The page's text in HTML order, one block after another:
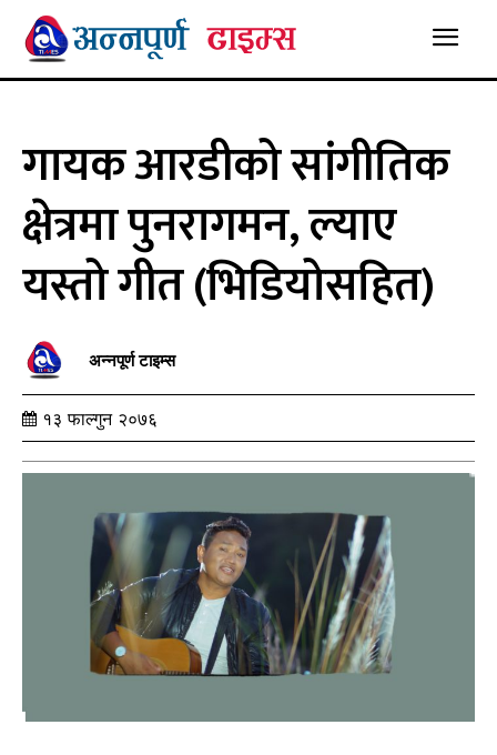
गायक आरडीको सांगीतिक
क्षेत्रमा पुनरागमन, ल्याए
यस्तो गीत (भिडियोसहित)
अन्नपूर्ण टाइम्स
१३ फाल्गुन २०७६